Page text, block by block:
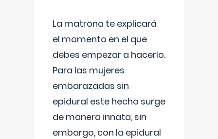
La matrona te explicará
el momento en el que
debes empezar a hacerlo.
Para las mujeres
embarazadas sin
epidural este hecho surge
de manera innata, sin
embargo, con la epidural